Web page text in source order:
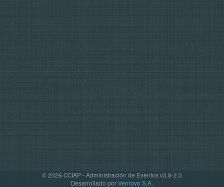
© 2026 CCIAP - Administración de Eventos v3.8-2.0
Desarrollado porVernovo S.A.